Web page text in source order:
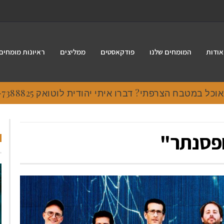
אודות המומחים שלנו פודקאסטים ממליצים ראיונות
במטבח הצרפתי? דברו איתי יהודית לוטואק 054-7388825.